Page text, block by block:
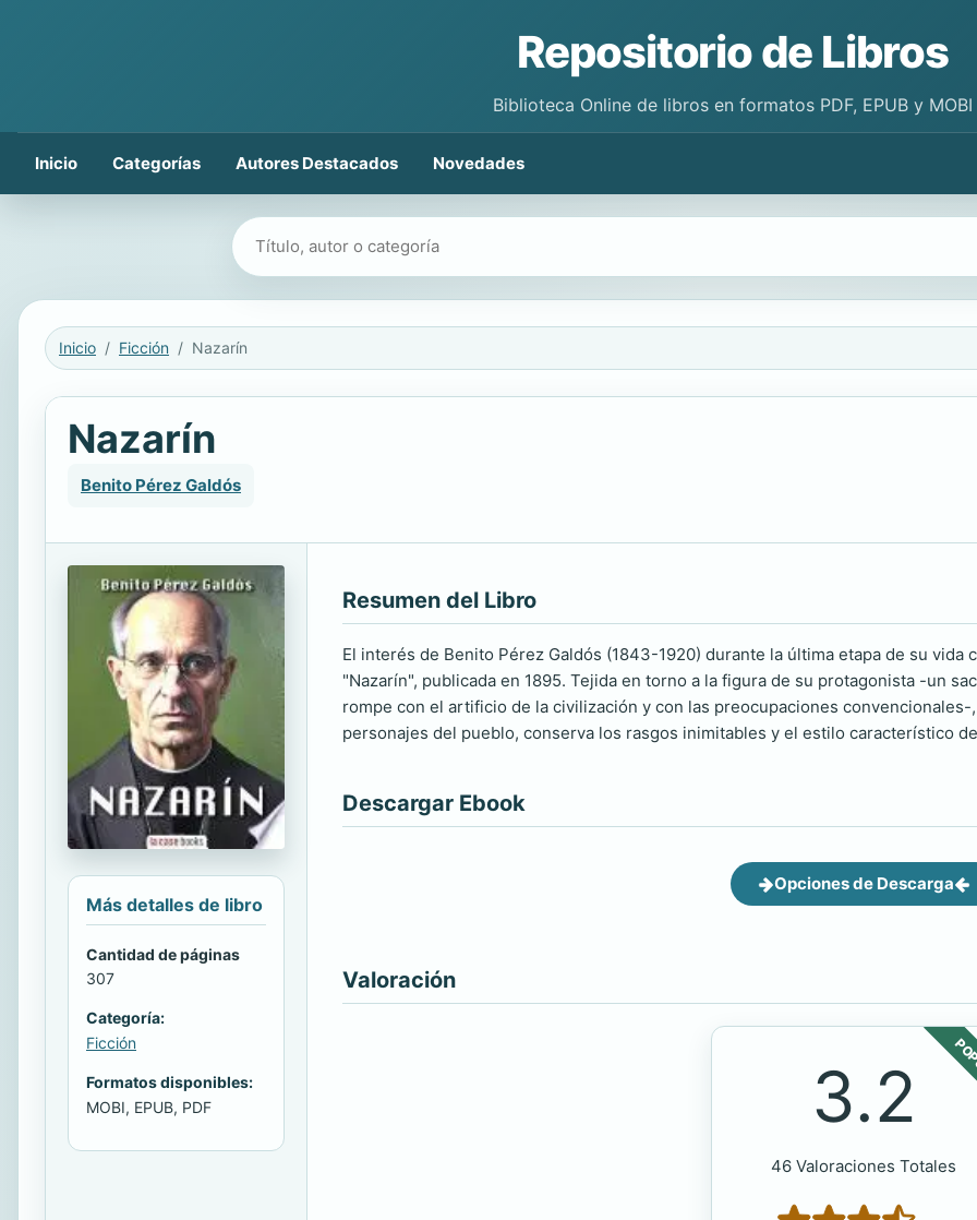
Repositorio de Libros
Biblioteca Online de libros en formatos PDF, EPUB y MOBI
Inicio Categorías Autores Destacados Novedades
Buscar libros
Inicio Ficción Nazarín
Nazarín
Benito Pérez Galdós
Más detalles de libro
Cantidad de páginas
307
Categoría:
Ficción
Formatos disponibles:
MOBI, EPUB, PDF
Resumen del Libro
El interés de Benito Pérez Galdós (1843-1920) durante la última etapa de su
"Nazarín", publicada en 1895. Tejida en torno a la figura de su protagonista -un
rompe con el artificio de la civilización y con las preocupaciones
personajes del pueblo, conserva los rasgos inimitables y el estilo característico
Descargar Ebook
Opciones de Descarga
Valoración
3.2
46 Valoraciones Totales